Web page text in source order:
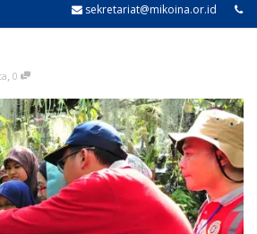
sekretariat@mikoina.or.id
, 0